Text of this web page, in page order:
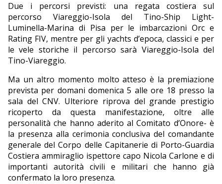
Due i percorsi previsti: una regata costiera sul
percorso Viareggio-Isola del Tino-Ship Light-
Luminella-Marina di Pisa per le imbarcazioni Orc e
Rating FIV, mentre per gli yachts d’epoca, classici e per
le vele storiche il percorso sarà Viareggio-Isola del
Tino-Viareggio.
Ma un altro momento molto atteso è la premiazione
prevista per domani domenica 5 alle ore 18 presso la
sala del CNV. Ulteriore riprova del grande prestigio
ricoperto da questa manifestazione, oltre alle
personalità che hanno aderito al Comitato d’Onore- è
la presenza alla cerimonia conclusiva del comandante
generale del Corpo delle Capitanerie di Porto-Guardia
Costiera ammiraglio ispettore capo Nicola Carlone e di
importanti autorità civili e militari che hanno già
confermato la loro presenza.